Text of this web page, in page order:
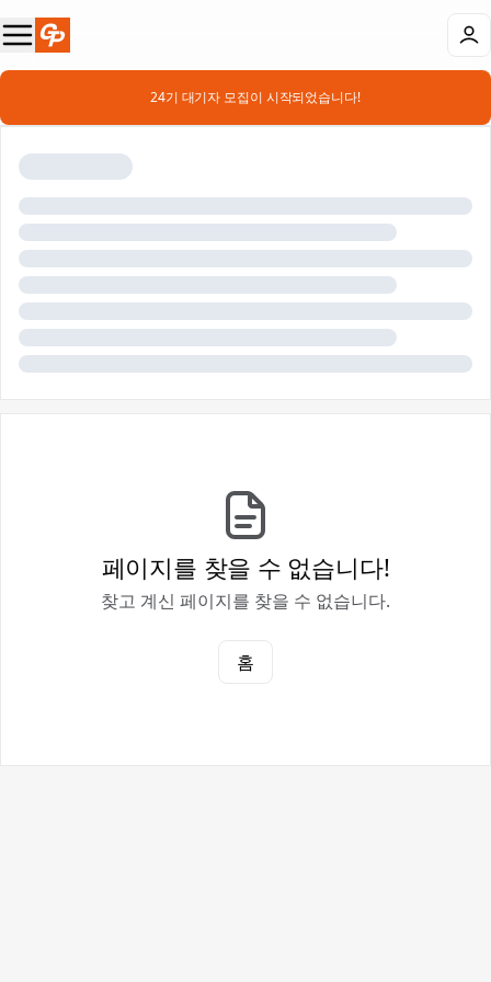
📣 24기 대기자 모집이 시작되었습니다!
페이지를 찾을 수 없습니다!
찾고 계신 페이지를 찾을 수 없습니다.
홈